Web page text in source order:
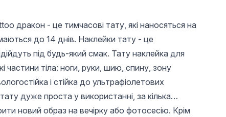
UAH 196 UAH 25
дракон - це тимчасові тату, які наносяться на
до 14 днів. Наклейки тату - це
під будь-який смак. Тату наклейка для
частини тіла: ноги, руки, шию, спину, зону
і стійка до ультрафіолетових
дуже проста у використанні, за кілька
новий образ на вечірку або фотосесію. Крім